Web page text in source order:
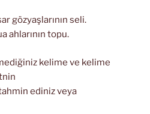
gözyaşlarının seli.
ahlarının topu.
kelime ve kelime
ediniz veya